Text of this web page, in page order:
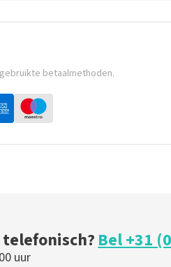
betaalmethoden.
Bel +31
uur